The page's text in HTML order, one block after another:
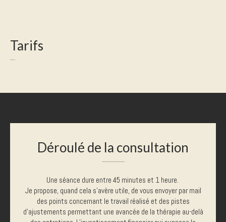
Tarifs
Déroulé de la consultation
Une séance dure entre 45 minutes et 1 heure.
Je propose, quand cela s'avère utile, de vous envoyer par mail
des points concernant le travail réalisé et des pistes
d'ajustements permettant une avancée de la thérapie au-delà